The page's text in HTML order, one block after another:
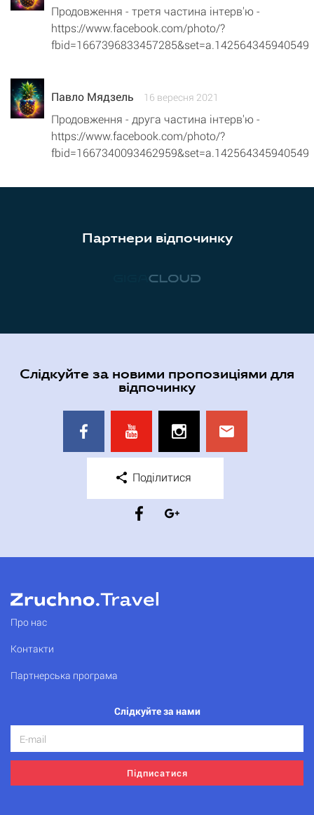
Продовження - третя частина інтерв'ю -
https://www.facebook.com/photo/?
fbid=1667396833457285&set=a.142564345940549
Павло Мядзель 16 вересня 2021
Продовження - друга частина інтерв'ю -
https://www.facebook.com/photo/?
fbid=1667340093462959&set=a.142564345940549
Партнери відпочинку
Слідкуйте за новими пропозиціями для
відпочинку
Поділитися
Про нас
Контакти
Партнерська програма
Слідкуйте за нами
Підписатися